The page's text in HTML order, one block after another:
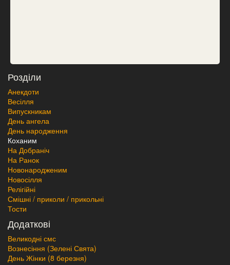
Розділи
Анекдоти
Весілля
Випускникам
День ангела
День народження
Коханим
На Добраніч
На Ранок
Новонародженим
Новосілля
Релігійні
Смішні / приколи / прикольні
Тости
Додаткові
Великодні смс
Вознесіння (Зелені Свята)
День Жінки (8 березня)